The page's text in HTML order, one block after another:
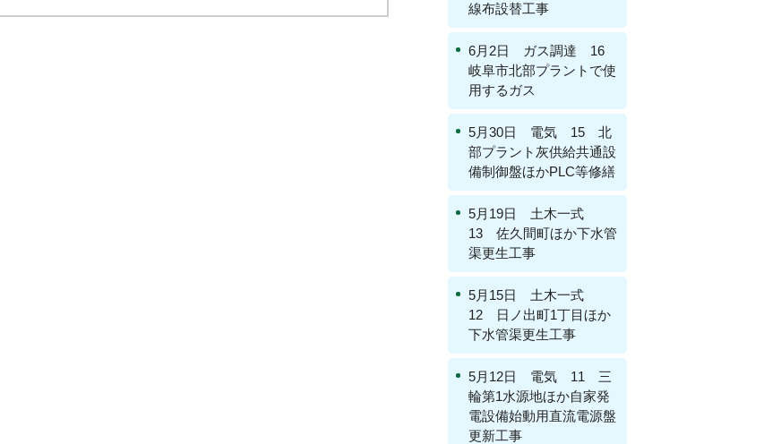
線布設替工事
6月2日 ガス調達 16
岐阜市北部プラントで使
用するガス
5月30日 電気 15 北
部プラント灰供給共通設
備制御盤ほかPLC等修繕
5月19日 土木一式
13 佐久間町ほか下水管
渠更生工事
5月15日 土木一式
12 日ノ出町1丁目ほか
下水管渠更生工事
5月12日 電気 11 三
輪第1水源地ほか自家発
電設備始動用直流電源盤
更新工事